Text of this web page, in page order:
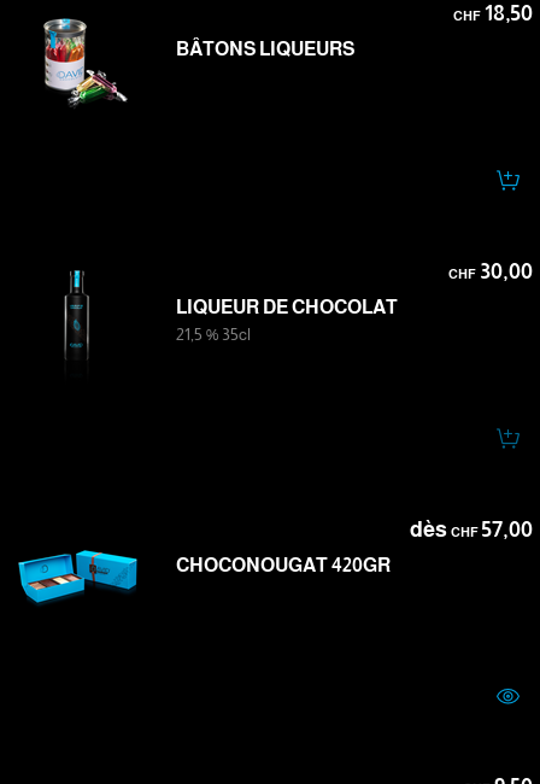
CHF18,50
BÂTONS LIQUEURS
CHF30,00
LIQUEUR DE CHOCOLAT
21,5 % 35cl
dès CHF57,00
CHOCONOUGAT 420GR